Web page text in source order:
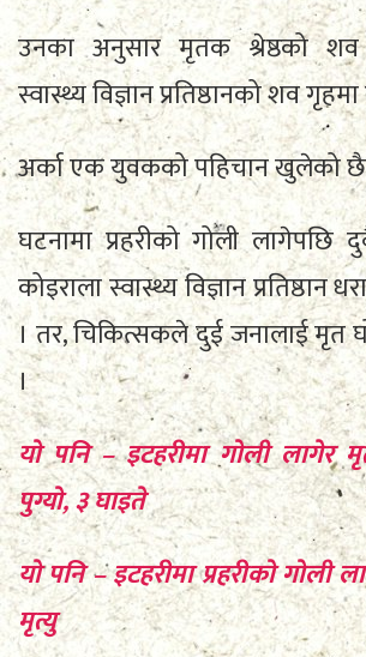
उनका अनुसार मृतक श्रेष्ठको शव
स्वास्थ्य विज्ञान प्रतिष्ठानको शव
अर्का एक युवकको पहिचान खुलेको
घटनामा प्रहरीको गोली लागेपछि
कोइराला स्वास्थ्य विज्ञान प्रतिष्ठान
। तर, चिकित्सकले दुई जनालाई मृत
।
यो पनि – इटहरीमा गोली
पुग्यो, ३ घाइते
यो पनि – इटहरीमा प्रहरीको
मृत्यु